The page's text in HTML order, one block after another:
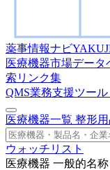
薬事情報ナビ
医療機器市場データ
索 リンク集
QMS業務支援ツール
医療機器一覧 整形
ウォッチリスト
医療機器 一般的名称